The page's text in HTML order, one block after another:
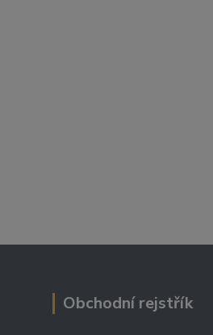
Obchodní rejstřík